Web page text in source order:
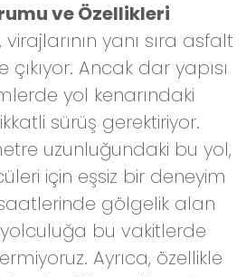
ve Özellikleri
yanı sıra asfalt
Ancak dar yapısı
yol kenarındaki
sürüş gerektiriyor.
uzunluğundaki bu yol,
için eşsiz bir deneyim
gölgelik alan
bu vakitlerde
Ayrıca, özellikle